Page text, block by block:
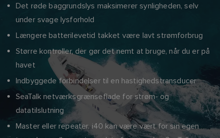
Det røde baggrundslys maksimerer synligheden, selv
under svage lysforhold
Længere batterilevetid takket være lavt strømforbrug
Større kontroller, der gør det nemt at bruge, når du er på
havet
Indbyggede forbindelser til en hastighedstransducer
SeaTalk netværksgrænseflade for strøm- og
datatilslutning
Master eller repeater. i40 kan være vært for sin egen